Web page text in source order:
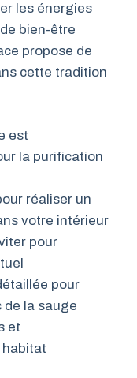
les énergies
bien-être
propose de
cette tradition
est
la purification
réaliser un
votre intérieur
pour
pour
de la sauge
et
habitat